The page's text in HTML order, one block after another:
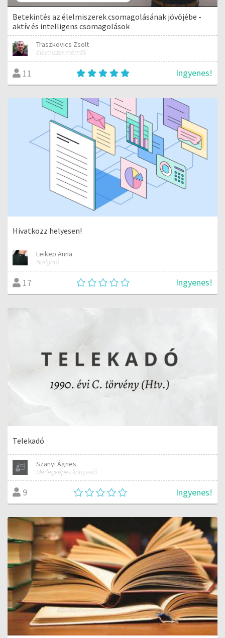
Betekintés az élelmiszerek csomagolásának jövőjébe -
aktív és intelligens csomagolások
Traszkovics Zsolt
élelmiszer mérnök
11 Ingyenes!
Hivatkozz helyesen!
Leikep Anna
Hallgató
17 Ingyenes!
Telekadó
Szanyi Ágnes
Mérlegképes könyvelő
9 Ingyenes!